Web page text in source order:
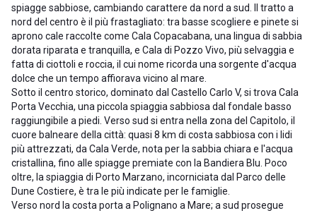
spiagge sabbiose, cambiando carattere da nord a sud. Il tratto a
nord del centro è il più frastagliato: tra basse scogliere e pinete si
aprono cale raccolte come Cala Copacabana, una lingua di sabbia
dorata riparata e tranquilla, e Cala di Pozzo Vivo, più selvaggia e
fatta di ciottoli e roccia, il cui nome ricorda una sorgente d'acqua
dolce che un tempo affiorava vicino al mare.
Sotto il centro storico, dominato dal Castello Carlo V, si trova Cala
Porta Vecchia, una piccola spiaggia sabbiosa dal fondale basso
raggiungibile a piedi. Verso sud si entra nella zona del Capitolo, il
cuore balneare della città: quasi 8 km di costa sabbiosa con i lidi
più attrezzati, da Cala Verde, nota per la sabbia chiara e l'acqua
cristallina, fino alle spiagge premiate con la Bandiera Blu. Poco
oltre, la spiaggia di Porto Marzano, incorniciata dal Parco delle
Dune Costiere, è tra le più indicate per le famiglie.
Verso nord la costa porta a Polignano a Mare; a sud prosegue